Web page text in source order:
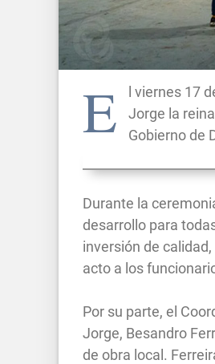
E
l viernes 17
Jorge la
Gobierno de
Durante la
desarrollo para
inversión de
acto a los
Por su parte, el
Jorge, Besandro
de obra local.